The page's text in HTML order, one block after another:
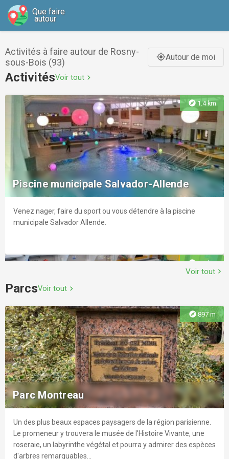
Que faire
autour
Activités à faire autour de Rosny-
sous-Bois (93)
gps_fixedAutour de moi
ActivitésVoir tout chevron_right
explore1.4 km
Piscine municipale Salvador-Allende
Venez nager, faire du sport ou vous détendre à la piscine
municipale Salvador Allende.
explore2.3 km
Piscine Robert Belvaux
Venez profiter des deux bassins, du sauna et de la salle de
tennis de table de la piscine Robert Belvaux !
explore3.1 km
Voir tout chevron_right
ParcsVoir tout chevron_right
explore 897 m
Parc Montreau
Un des plus beaux espaces paysagers de la région parisienne.
Le promeneur y trouvera le musée de l'Histoire Vivante, une
roseraie, un labyrinthe végétal et pourra y admirer des espèces
d'arbres remarquables...